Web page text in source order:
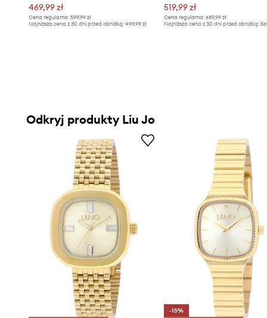
469,99 zł
Cena regularna: 599,99 zł
Najniższa cena z 30 dni przed obniżką: 499,99 zł
519,99 zł
Cena regularna:689,99 zł
Najniższa cena z 30 dni przed obniżką:
Odkryj produkty Liu Jo
-15%